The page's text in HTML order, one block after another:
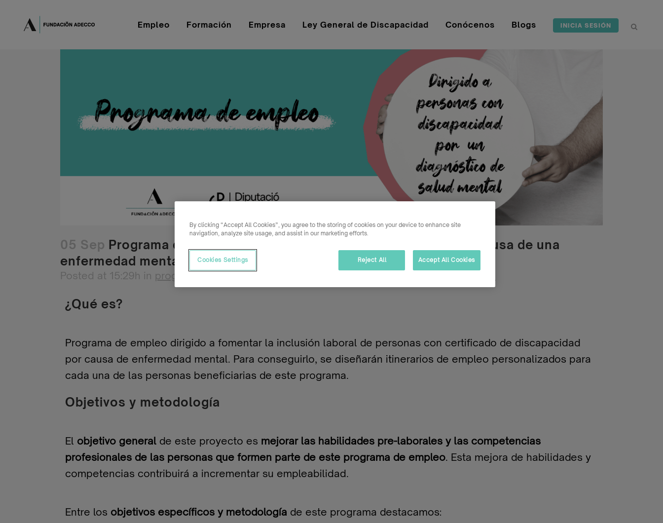
Empleo Formación Empresa Ley General de Discapacidad Conócenos Blogs INICIA SESIÓN
05 Sep Programa de empleo para personas con discapacidad por causa de una
enfermedad mental
Posted at 15:29h in programas de empleo
¿Qué es?
Programa de empleo dirigido a fomentar la inclusión laboral de personas con certificado de discapacidad
por causa de enfermedad mental. Para conseguirlo, se diseñarán itinerarios de empleo personalizados para
cada una de las personas beneficiarias de este programa.
Objetivos y metodología
El objetivo general de este proyecto es mejorar las habilidades pre-laborales y las competencias
profesionales de las personas que formen parte de este programa de empleo. Esta mejora de habilidades y
competencias contribuirá a incrementar su empleabilidad.
Entre los objetivos específicos y metodología de este programa destacamos:
By clicking “Accept All Cookies”, you agree to the storing of cookies on your device to enhance site
navigation, analyze site usage, and assist in our marketing efforts.
Cookies Settings Reject All Accept All Cookies